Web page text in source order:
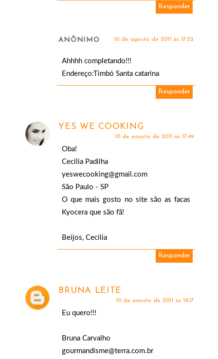
Responder
ANÔNIMO 10 de agosto de 2011 às 17:22
Ahhhh completando!!!
Endereço:Timbó Santa catarina
Responder
YES WE COOKING
10 de agosto de 2011 às 17:49
Oba!
Cecilia Padilha
yeswecooking@gmail.com
São Paulo - SP
O que mais gosto no site são as facas
Kyocera que são fã!
Beijos, Cecilia
Responder
BRUNA LEITE
10 de agosto de 2011 às 18:17
Eu quero!!!
Bruna Carvalho
gourmandisme@terra.com.br